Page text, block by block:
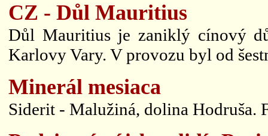
CZ - Důl Mauritius
Důl Mauritius je zaniklý cínový
Karlovy Vary. V provozu byl od
Minerál mesiaca
Siderit - Malužiná, dolina Hodruša.